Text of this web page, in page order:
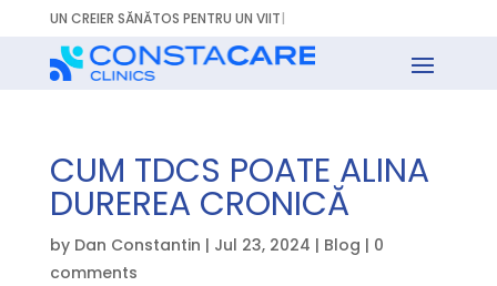
UN CREIER SĂNĂTOS PENTRU UN |
CUM TDCS POATE ALINA
DUREREA CRONICĂ
by Dan Constantin | Jul 23, 2024 | Blog | 0
comments